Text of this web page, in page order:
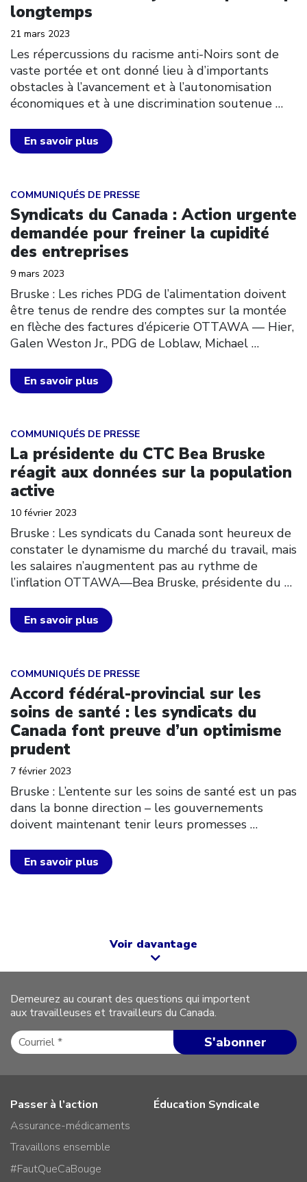
longtemps
21 mars 2023
Les répercussions du racisme anti-Noirs sont de
vaste portée et ont donné lieu à d’importants
obstacles à l’avancement et à l’autonomisation
économiques et à une discrimination soutenue …
En savoir plus
COMMUNIQUÉS DE PRESSE
Syndicats du Canada : Action urgente
demandée pour freiner la cupidité
des entreprises
9 mars 2023
Bruske : Les riches PDG de l’alimentation doivent
être tenus de rendre des comptes sur la montée
en flèche des factures d’épicerie OTTAWA –– Hier,
Galen Weston Jr., PDG de Loblaw, Michael …
En savoir plus
Click to open the link
COMMUNIQUÉS DE PRESSE
La présidente du CTC Bea Bruske
réagit aux données sur la population
active
10 février 2023
Bruske : Les syndicats du Canada sont heureux de
constater le dynamisme du marché du travail, mais
les salaires n’augmentent pas au rythme de
l’inflation OTTAWA––Bea Bruske, présidente du …
En savoir plus
Click to open the link
COMMUNIQUÉS DE PRESSE
Accord fédéral-provincial sur les
soins de santé : les syndicats du
Canada font preuve d’un optimisme
prudent
7 février 2023
Bruske : L’entente sur les soins de santé est un pas
dans la bonne direction – les gouvernements
doivent maintenant tenir leurs promesses …
En savoir plus
Click to open the link
Voir davantage
Demeurez au courant des questions qui importent
aux travailleuses et travailleurs du Canada.
Passer à l’action
Assurance-médicaments
Travaillons ensemble
#FautQueCaBouge
Éducation Syndicale